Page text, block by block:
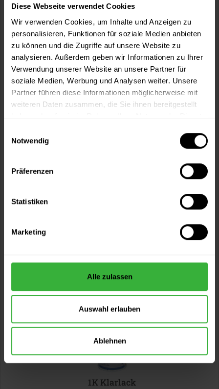
Diese Webseite verwendet Cookies
Wir verwenden Cookies, um Inhalte und Anzeigen zu
personalisieren, Funktionen für soziale Medien anbieten
zu können und die Zugriffe auf unsere Website zu
analysieren. Außerdem geben wir Informationen zu Ihrer
Verwendung unserer Website an unsere Partner für
soziale Medien, Werbung und Analysen weiter. Unsere
Partner führen diese Informationen möglicherweise mit
weiteren Daten zusammen, die Sie ihnen bereitgestellt
Notwendig
Präferenzen
Statistiken
Marketing
Alle zulassen
Auswahl erlauben
Ablehnen
Lacryl-PU Holzsiegel 262 seidenmatt (Farblos)
wasserbasiert, emissions- und schadstoffarm, farblos,
0,375 Liter 34,49 €
91,97 € / 1 Liter
67,99 € / 1 Liter
1K Klarlack